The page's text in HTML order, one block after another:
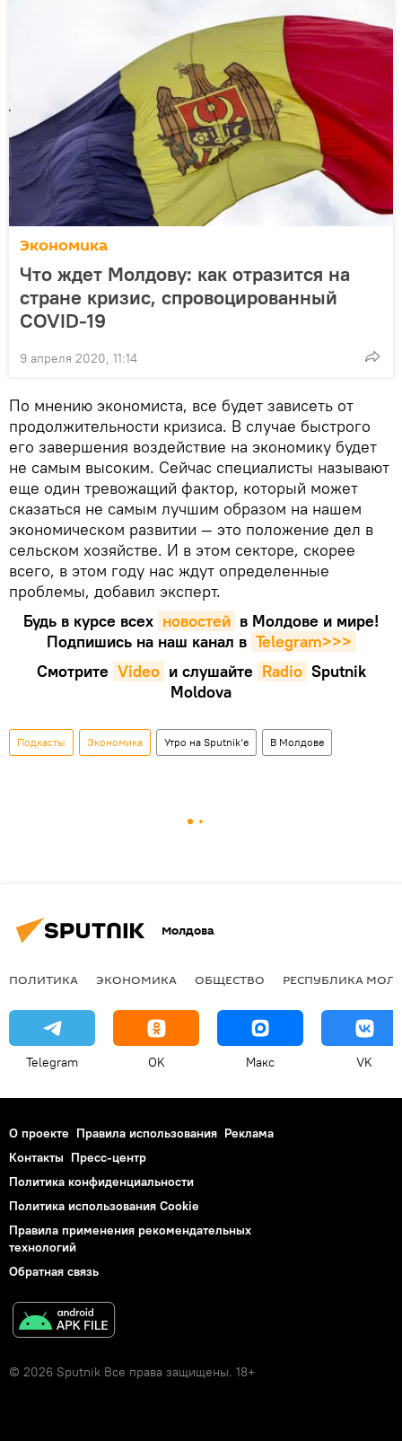
Экономика
Что ждет Молдову: как отразится на
стране кризис, спровоцированный
COVID-19
9 апреля 2020, 11:14
По мнению экономиста, все будет зависеть от
продолжительности кризиса. В случае быстрого
его завершения воздействие на экономику будет
не самым высоким. Сейчас специалисты называют
еще один тревожащий фактор, который может
сказаться не самым лучшим образом на нашем
экономическом развитии — это положение дел в
сельском хозяйстве. И в этом секторе, скорее
всего, в этом году нас ждут определенные
проблемы, добавил эксперт.
Будь в курсе всех новостей в Молдове и мире!
Подпишись на наш канал в Telegram>>>
Смотрите Video и слушайте Radio Sputnik
Moldova
Подкасты Экономика Утро на Sputnik’e В Молдове
Молдова
ПОЛИТИКА ЭКОНОМИКА ОБЩЕСТВО РЕСПУБЛИКА
Telegram OK Макс VK
О проекте Правила использования Реклама
Контакты Пресс-центр
Политика конфиденциальности
Политика использования Cookie
Правила применения рекомендательных
технологий
Обратная связь
© 2026 Sputnik Все права защищены. 18+